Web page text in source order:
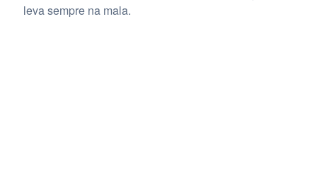
leva sempre na mala.